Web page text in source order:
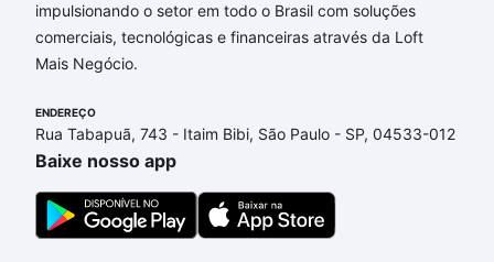
SC que custam a partir de R$ 0 e com nossas
opções de financiamento imobiliário as parcelas
podem se adequar ao seu orçamento. Se ainda tem
de compra, veja em nosso portal
comprar um apartamento e conte com a gente para
comprar o imóvel dos seus sonhos com segurança e
conforto. Loft, com você até as chaves.
impulsionando o setor em todo o Brasil com soluções
comerciais, tecnológicas e financeiras através da Loft
Mais Negócio.
ENDEREÇO
Rua Tabapuã, 743 - Itaim Bibi, São Paulo - SP, 04533-012
Baixe nosso app